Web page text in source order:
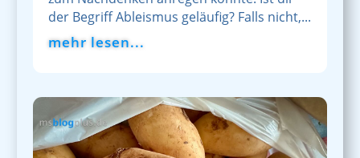
der Begriff Ableismus geläufig? Falls nicht,...
mehr lesen...